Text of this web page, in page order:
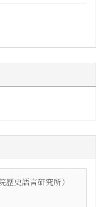
歷史語言研究所）